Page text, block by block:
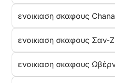
ενοικιαση σκαφους
ενοικιαση σκαφους Σαν-
ενοικιαση σκαφους